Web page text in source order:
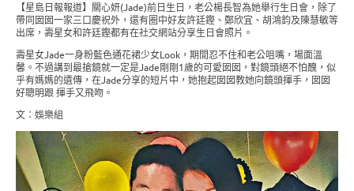
【星島日報報道】關心妍(Jade)前日生日，老公楊長智為她舉行生日會，除了
帶同囡囡一家三口慶祝外，還有圈中好友許廷鏗、鄭欣宜、胡鴻鈞及陳慧敏等
出席，壽星女和許廷鏗都有在社交網站分享生日會照片。
壽星女Jade一身粉藍色通花裙少女Look，期間忍不住和老公咀嘴，場面溫
馨。不過講到最搶鏡就一定是Jade剛剛1歲的可愛囡囡，對鏡頭絕不怕醜，似
乎有媽媽的遺傳，在Jade分享的短片中，她抱起囡囡教她向鏡頭揮手，囡囡
好聰明跟 揮手又飛吻。
文：娛樂組